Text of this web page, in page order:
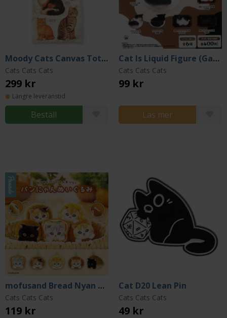
Moody Cats Canvas Tote Bag
Cats Cats Cats
299 kr
Längre leveranstid
Beställ
Cat Is Liquid Figure (Gacha)
Cats Cats Cats
99 kr
Läs mer
mofusand Bread Nyan Plush (Gacha)
Cats Cats Cats
119 kr
Cat D20 Lean Pin
Cats Cats Cats
49 kr